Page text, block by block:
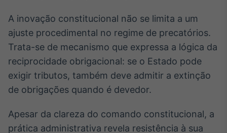
Broadcast
Wallboard
Conteúdos e
dados para
displays e telas
Curadoria
Curadoria de
A inovação constitucional não se limita a um
ajuste procedimental no regime de precatórios.
Trata-se de mecanismo que expressa a lógica da
reciprocidade obrigacional: se o Estado pode
exigir tributos, também deve admitir a extinção
de obrigações quando é devedor.
Apesar da clareza do comando constitucional, a
prática administrativa revela resistência à sua